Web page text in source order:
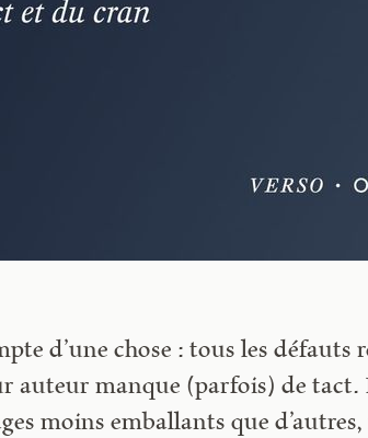
d’une chose : tous les défauts
auteur manque (parfois) de tact.
moins emballants que d’autres,